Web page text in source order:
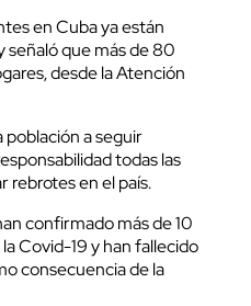
en Cuba ya están
señaló que más de 80
desde la Atención
a seguir
todas las
rebrotes en el país.
confirmado más de 10
Covid-19 y han fallecido
consecuencia de la